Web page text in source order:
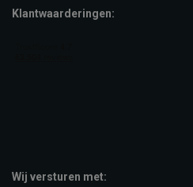
Klantwaarderingen:
Wij versturen met: